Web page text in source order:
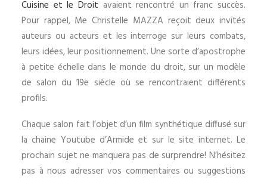
Cuisine et le Droit avaient rencontré un franc succès.
Pour rappel, Me Christelle MAZZA reçoit deux invités
auteurs ou acteurs et les interroge sur leurs combats,
leurs idées, leur positionnement. Une sorte d’apostrophe
à petite échelle dans le monde du droit, sur un modèle
de salon du 19e siècle où se rencontraient différents
profils.
Chaque salon fait l’objet d’un film synthétique diffusé sur
la chaine Youtube d’Armide et sur le site internet. Le
prochain sujet ne manquera pas de surprendre! N’hésitez
pas à nous adresser vos commentaires ou suggestions